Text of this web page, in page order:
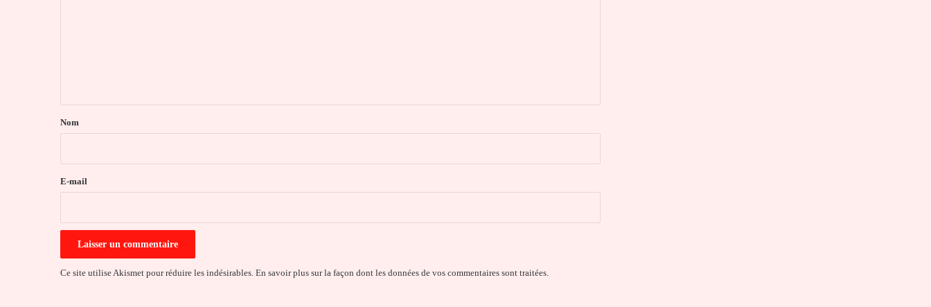
a
e
Nom
E-mail
Ce site utilise Akismet pour réduire les indésirables. En savoir plus sur la façon dont les données de vos commentaires sont traitées.